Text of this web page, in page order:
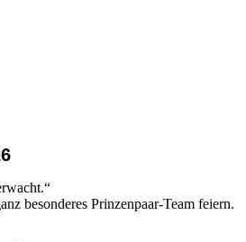
besonderes Prinzenpaar-Team feiern.